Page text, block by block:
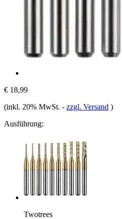
€ 18,99
(inkl. 20% MwSt. - zzgl. Versand )
Ausführung:
Twotrees